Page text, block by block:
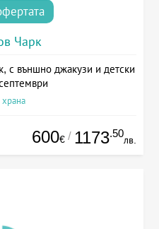
Чарк
с външно джакузи и детски
600€ / 1173.50
лв.